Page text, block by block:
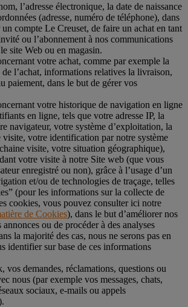
l’adresse électronique, la date de naissance
(adresse, numéro de téléphone), dans
compte Le Creuset, de faire un achat en tant
ou l’abonnement à nos communications
site Web ou en magasin.
votre achat, comme par exemple la
de l’achat, informations relatives la livraison,
paiement, dans le but de gérer vos
votre historique de navigation en ligne
en ligne, tels que votre adresse IP, la
navigateur, votre système d’exploitation, la
visite, votre identification par notre système
visite, votre situation géographique),
votre visite à notre Site web (que vous
enregistré ou non), grâce à l’usage d’un
et/ou de technologies de traçage, telles
(pour les informations sur la collecte de
cookies, vous pouvez consulter ici notre
de Cookies), dans le but d’améliorer nos
annonces ou de procéder à des analyses
la majorité des cas, nous ne serons pas en
identifier sur base de ces informations
vos demandes, réclamations, questions ou
nous (par exemple vos messages, chats,
sociaux, e-mails ou appels